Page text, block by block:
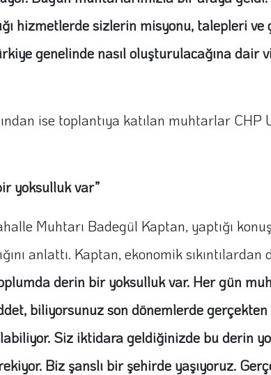
hizmetlerde sizlerin misyonu, talepleri ve
genelinde nasıl oluşturulacağına dair
ise toplantıya katılan muhtarlar CHP
yoksulluk var”
Muhtarı Badegül Kaptan, yaptığı
anlattı. Kaptan, ekonomik sıkıntılardan
derin bir yoksulluk var. Her gün
biliyorsunuz son dönemlerde
Siz iktidara geldiğinizde bu derin
Biz şanslı bir şehirde yaşıyoruz.